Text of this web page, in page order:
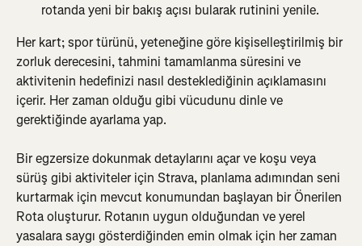
rotanda yeni bir bakış açısı bularak rutinini yenile.
Her kart; spor türünü, yeteneğine göre kişiselleştirilmiş bir
zorluk derecesini, tahmini tamamlanma süresini ve
aktivitenin hedefinizi nasıl desteklediğinin açıklamasını
içerir. Her zaman olduğu gibi vücudunu dinle ve
gerektiğinde ayarlama yap.
Bir egzersize dokunmak detaylarını açar ve koşu veya
sürüş gibi aktiviteler için Strava, planlama adımından seni
kurtarmak için mevcut konumundan başlayan bir Önerilen
Rota oluşturur. Rotanın uygun olduğundan ve yerel
yasalara saygı gösterdiğinden emin olmak için her zaman